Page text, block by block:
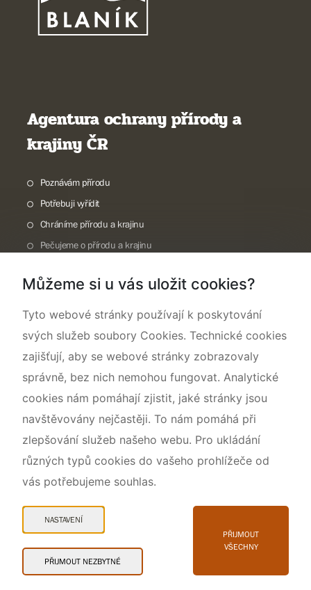
Agentura ochrany přírody a
krajiny ČR
Poznávám přírodu
Potřebuji vyřídit
Chráníme přírodu a krajinu
Pečujeme o přírodu a krajinu
O nás
Snadné čtení
© 2026 AOPK ČR
Můžeme si u vás uložit cookies?
Tyto webové stránky používají k poskytování
svých služeb soubory Cookies. Technické cookies
zajišťují, aby se webové stránky zobrazovaly
správně, bez nich nemohou fungovat. Analytické
cookies nám pomáhají zjistit, jaké stránky jsou
navštěvovány nejčastěji. To nám pomáhá při
zlepšování služeb našeho webu. Pro ukládání
různých typů cookies do vašeho prohlížeče od
vás potřebujeme souhlas.
NASTAVENÍ
PŘIJMOUT NEZBYTNÉ
PŘIJMOUT
VŠECHNY